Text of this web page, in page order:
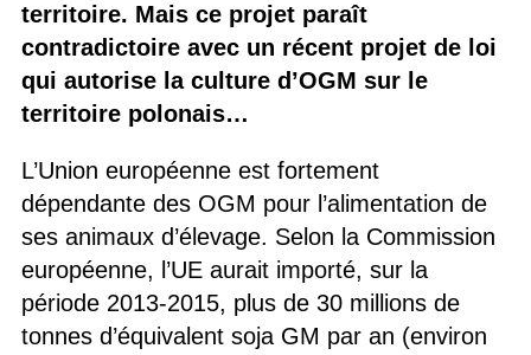
territoire. Mais ce projet paraît
contradictoire avec un récent projet de loi
qui autorise la culture d’OGM sur le
territoire polonais…
L’Union européenne est fortement
dépendante des OGM pour l’alimentation de
ses animaux d’élevage. Selon la Commission
européenne, l’UE aurait importé, sur la
période 2013-2015, plus de 30 millions de
tonnes d’équivalent soja GM par an (environ